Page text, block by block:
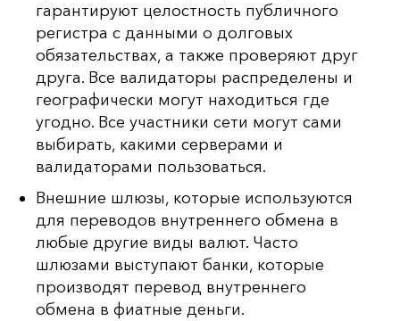
гарантируют целостность публичного
регистра с данными о долговых
обязательствах, а также проверяют друг
друга. Все валидаторы распределены и
географически могут находиться где
угодно. Все участники сети могут сами
выбирать, какими серверами и
валидаторами пользоваться.
Внешние шлюзы, которые используются
для переводов внутреннего обмена в
любые другие виды валют. Часто
шлюзами выступают банки, которые
производят перевод внутреннего
обмена в фиатные деньги.